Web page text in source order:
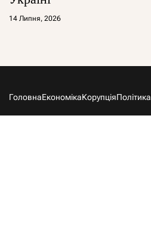
14 Липня, 2026
ГоловнаЕкономікаКорупціяПолітика